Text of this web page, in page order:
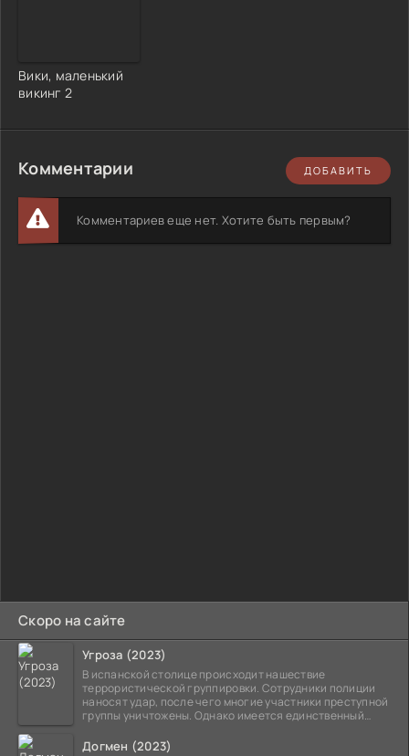
Скоро на сайте
Угроза (2023)
В испанской столице происходит нашествие
террористической группировки. Сотрудники полиции
наносят удар, после чего многие участники преступной
группы уничтожены. Однако имеется единственный
Догмен (2023)
Вики, маленький
викинг 2
Комментарии ДОБАВИТЬ
Комментариев еще нет. Хотите быть первым?